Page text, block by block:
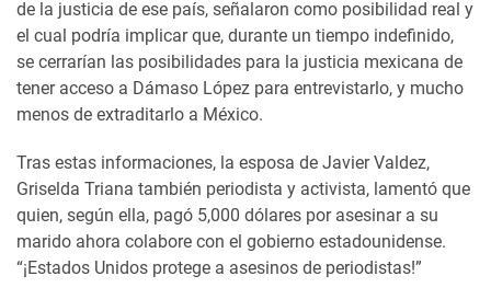
de la justicia de ese país, señalaron como posibilidad real y
el cual podría implicar que, durante un tiempo indefinido,
se cerrarían las posibilidades para la justicia mexicana de
tener acceso a Dámaso López para entrevistarlo, y mucho
menos de extraditarlo a México.
Tras estas informaciones, la esposa de Javier Valdez,
Griselda Triana también periodista y activista, lamentó que
quien, según ella, pagó 5,000 dólares por asesinar a su
marido ahora colabore con el gobierno estadounidense.
“¡Estados Unidos protege a asesinos de periodistas!”